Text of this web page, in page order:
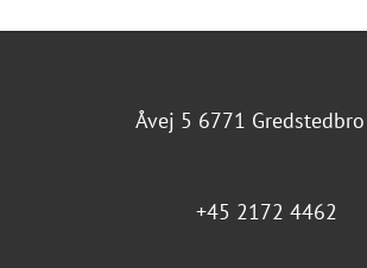
Åvej 5 6771
+45 2172 4462